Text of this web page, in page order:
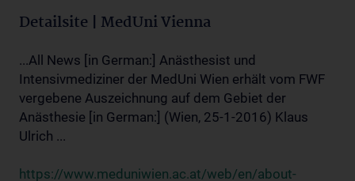
Detailsite | MedUni Vienna
...All News [in German:] Anästhesist und
Intensivmediziner der MedUni Wien erhält vom FWF
vergebene Auszeichnung auf dem Gebiet der
Anästhesie [in German:] (Wien, 25-1-2016) Klaus
Ulrich ...
https://www.meduniwien.ac.at/web/en/about-